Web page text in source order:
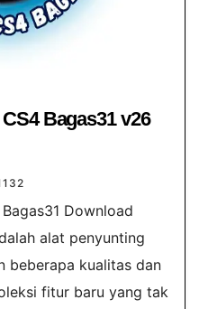
Bagas31 v26
Download
alat penyunting
beberapa kualitas dan
fitur baru yang tak